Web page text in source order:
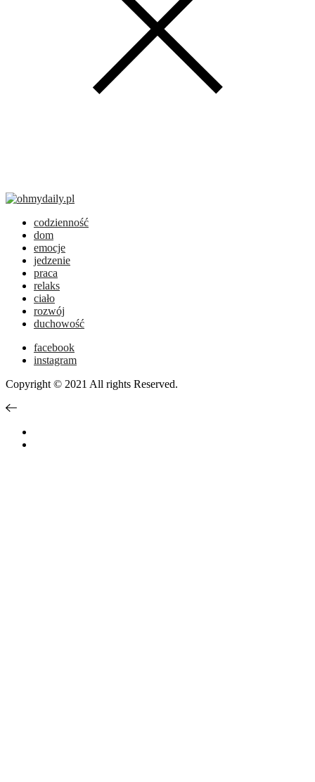
codzienność
dom
emocje
jedzenie
praca
relaks
ciało
rozwój
duchowość
facebook
instagram
Copyright © 2021 All rights Reserved.